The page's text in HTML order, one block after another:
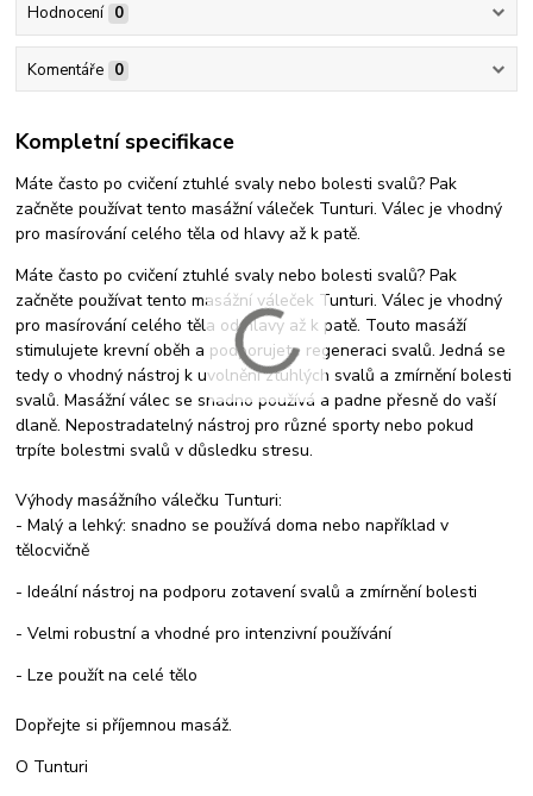
Hodnocení 0
Komentáře 0
Kompletní specifikace
Máte často po cvičení ztuhlé svaly nebo bolesti svalů? Pak
začněte používat tento masážní váleček Tunturi. Válec je vhodný
pro masírování celého těla od hlavy až k patě.
Máte často po cvičení ztuhlé svaly nebo bolesti svalů? Pak
začněte používat tento masážní váleček Tunturi. Válec je vhodný
pro masírování celého těla od hlavy až k patě. Touto masáží
stimulujete krevní oběh a podporujete regeneraci svalů. Jedná se
tedy o vhodný nástroj k uvolnění ztuhlých svalů a zmírnění bolesti
svalů. Masážní válec se snadno používá a padne přesně do vaší
dlaně. Nepostradatelný nástroj pro různé sporty nebo pokud
trpíte bolestmi svalů v důsledku stresu.
Výhody masážního válečku Tunturi:
- Malý a lehký: snadno se používá doma nebo například v
tělocvičně
- Ideální nástroj na podporu zotavení svalů a zmírnění bolesti
- Velmi robustní a vhodné pro intenzivní používání
- Lze použít na celé tělo
Dopřejte si příjemnou masáž.
O Tunturi